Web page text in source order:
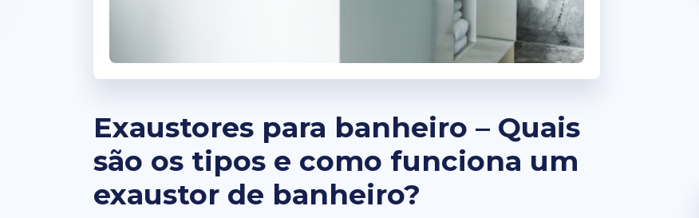
Exaustores para banheiro – Quais
são os tipos e como funciona um
exaustor de banheiro?